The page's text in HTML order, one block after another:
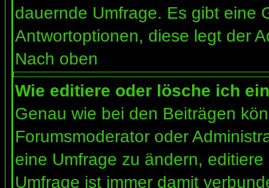
dauernde Umfrage. Es gibt eine
Antwortoptionen, diese legt der
Nach oben
Wie editiere oder lösche ich
Genau wie bei den Beiträgen
Forumsmoderator oder
eine Umfrage zu ändern,
Umfrage ist immer damit